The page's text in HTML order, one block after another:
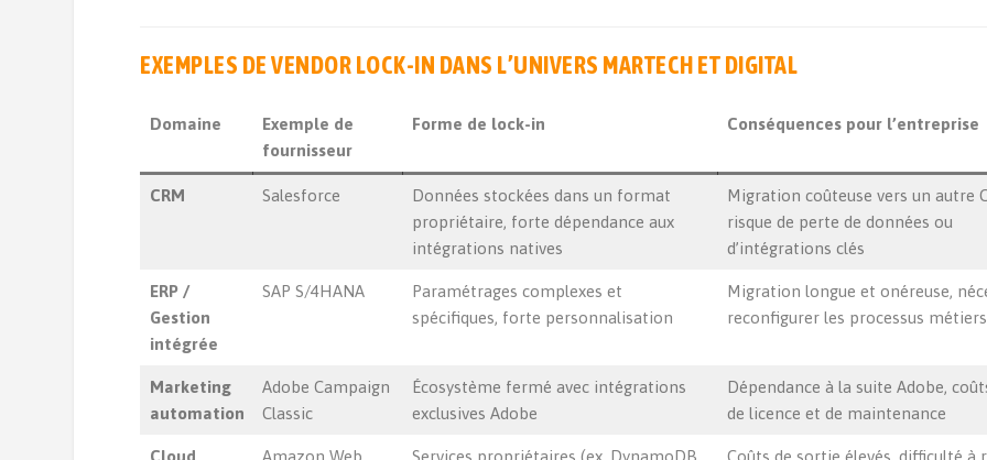
EXEMPLES DE VENDOR LOCK-IN DANS L’UNIVERS MARTECH ET DIGITAL
Domaine
Exemple de
fournisseur
Forme de lock-in Conséquences pour l’entreprise
CRM Salesforce
Données stockées dans un format
propriétaire, forte dépendance aux
intégrations natives
Migration coûteuse vers un autre
risque de perte de données ou
d’intégrations clés
ERP /
Gestion
intégrée
SAP S/4HANA
Paramétrages complexes et
spécifiques, forte personnalisation
Migration longue et onéreuse,
reconfigurer les processus métiers
Marketing
automation
Adobe Campaign
Classic
Écosystème fermé avec intégrations
exclusives Adobe
Dépendance à la suite Adobe,
de licence et de maintenance
Cloud
Amazon Web
Services propriétaires (ex. DynamoDB,
Coûts de sortie élevés, difficulté à